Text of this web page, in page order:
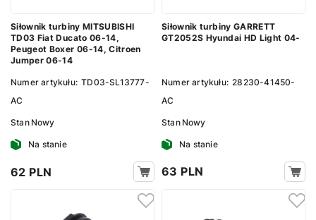
Siłownik turbiny MITSUBISHI
TD03 Fiat Ducato 06-14,
Peugeot Boxer 06-14, Citroen
Jumper 06-14
Numer artykułu: TD03-SL13777-
AC
Stan Nowy
Na stanie
62 PLN
Siłownik turbiny GARRETT
GT2052S Hyundai HD Light 04-
Numer artykułu: 28230-41450-
AC
Stan Nowy
Na stanie
63 PLN